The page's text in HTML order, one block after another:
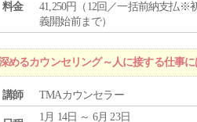
料金
41,250円（12回／一括前納支払※
義開始前まで）
めるカウンセリング～人に接する仕事
講師 TMAカウンセラー
1月 14日 ～ 6月 23日